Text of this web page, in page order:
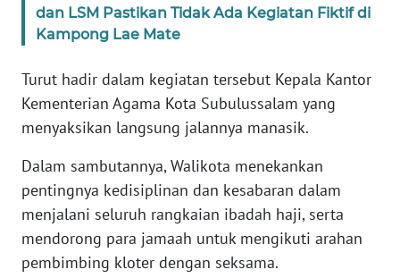
dan LSM Pastikan Tidak Ada Kegiatan Fiktif di
Kampong Lae Mate
Turut hadir dalam kegiatan tersebut Kepala Kantor
Kementerian Agama Kota Subulussalam yang
menyaksikan langsung jalannya manasik.
Dalam sambutannya, Walikota menekankan
pentingnya kedisiplinan dan kesabaran dalam
menjalani seluruh rangkaian ibadah haji, serta
mendorong para jamaah untuk mengikuti arahan
pembimbing kloter dengan seksama.
BANTEN
NTT
WN
PAPUA
WN